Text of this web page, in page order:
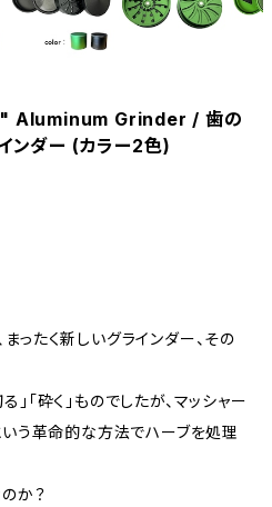
Grinder / 歯の
ンダー (カラー2色)
ったく新しいグラインダー、その
「砕く」ものでしたが、マッシャー
いう革命的な方法でハーブを処理
か？